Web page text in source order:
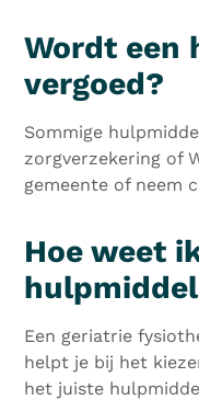
Wordt een
vergoed?
Sommige
zorgverzekering of
gemeente of neem
Hoe weet
Een geriatrie
helpt je bij het
het juiste